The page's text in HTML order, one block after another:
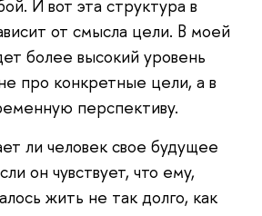
И вот эта структура в
от смысла цели. В моей
более высокий уровень
про конкретные цели, а в
перспективу.
ли человек свое будущее
он чувствует, что ему,
жить не так долго, как